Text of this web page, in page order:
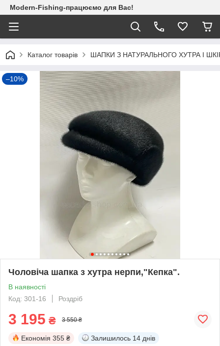
Modern-Fishing-працюємо для Вас!
Каталог товарів ШАПКИ З НАТУРАЛЬНОГО ХУТРА І
–10%
Чоловіча шапка з хутра нерпи,"Кепка".
В наявності
Код: 301-16
Роздріб
3 195 ₴ 3 550 ₴
Економія 355 ₴ Залишилось 14 днів